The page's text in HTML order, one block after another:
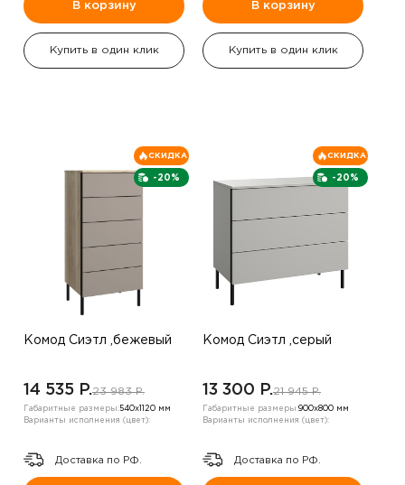
В корзину
Купить в один клик
В корзину
Купить в один клик
-20%
СКИДКА
Комод Сиэтл ,бежевый
14 535 P.23 983 P.
Габаритные размеры:540х1120 мм
Варианты исполнения (цвет):
Доставка по РФ.
-20%
СКИДКА
Комод Сиэтл ,серый
13 300 P.21 945 P.
Габаритные размеры:900х800 мм
Варианты исполнения (цвет):
Доставка по РФ.